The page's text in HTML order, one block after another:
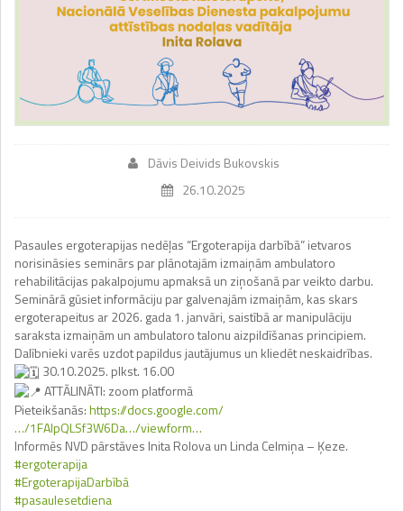
Dāvis Deivids Bukovskis
26.10.2025
Pasaules ergoterapijas nedēļas “Ergoterapija darbībā” ietvaros
norisināsies seminārs par plānotajām izmaiņām ambulatoro
rehabilitācijas pakalpojumu apmaksā un ziņošanā par veikto darbu.
Seminārā gūsiet informāciju par galvenajām izmaiņām, kas skars
ergoterapeitus ar 2026. gada 1. janvāri, saistībā ar manipulāciju
saraksta izmaiņām un ambulatoro talonu aizpildīšanas principiem.
Dalībnieki varēs uzdot papildus jautājumus un kliedēt neskaidrības.
30.10.2025. plkst. 16.00
ATTĀLINĀTI: zoom platformā
Pieteikšanās:https://docs.google.com/
…/1FAIpQLSf3W6Da…/viewform…
Informēs NVD pārstāves Inita Rolova un Linda Celmiņa – Ķeze.
#ergoterapija
#ErgoterapijaDarbībā
#pasaulesetdiena